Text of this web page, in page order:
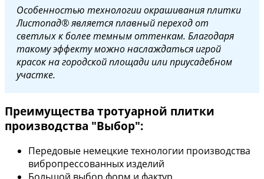
Особенностью технологии окрашивания плитки
Листопад® является плавный переход от
светлых к более темным оттенкам. Благодаря
такому эффекту можно наслаждаться игрой
красок на городской площади или приусадебном
участке.
Преимущества тротуарной плитки
производства "Выбор":
Передовые немецкие технологии производства
вибропрессованных изделий